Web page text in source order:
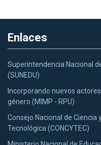
Enlaces
Superintendencia Nacional
(SUNEDU)
Incorporando nuevos
género (MIMP - RPU)
Consejo Nacional de Ciencia
Tecnológica (CONCYTEC)